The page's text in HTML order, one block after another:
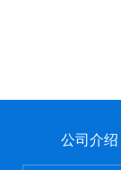
公司介绍